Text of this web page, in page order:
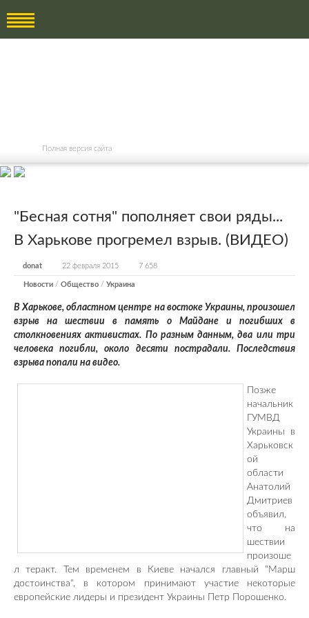
Полная версия сайта
"Бесная сотня" пополняет свои ряды...
В Харькове прогремел взрыв. (ВИДЕО)
donat 22 февраля 2015 7 658
Новости / Общество / Украина
В Харькове, областном центре на востоке Украины, произошел
взрыв на шествии в память о Майдане и погибших в
столкновениях активистах. По разным данным, два или три
человека погибли, около десяти пострадали. Последствия
взрыва попали на видео.
Позже
начальник
ГУМВД
Украины в
Харьковск
ой
области
Анатолий
Дмитриев
объявил,
что на
шествии
произоше
л теракт. Тем временем в Киеве начался главный "Марш
достоинства", в котором принимают участие некоторые
европейские лидеры и президент Украины Петр Порошенко.